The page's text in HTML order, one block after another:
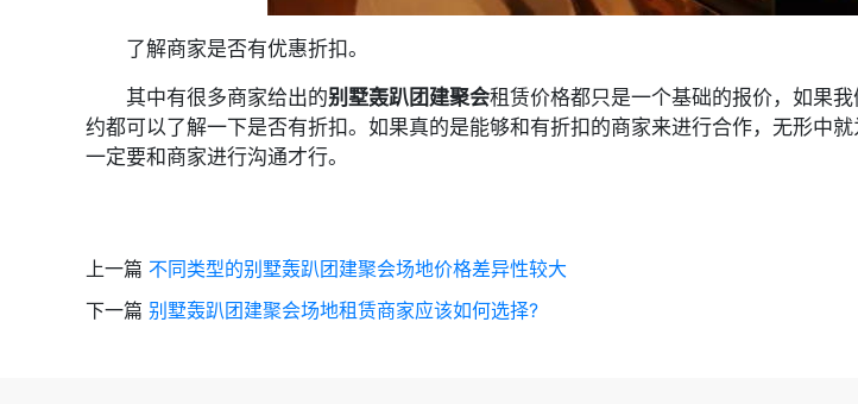
了解商家是否有优惠折扣。
其中有很多商家给出的别墅轰趴团建聚会租赁价格都只是一个基础的报价，如果
约都可以了解一下是否有折扣。如果真的是能够和有折扣的商家来进行合作，无形中
一定要和商家进行沟通才行。
上一篇 不同类型的别墅轰趴团建聚会场地价格差异性较大
下一篇 别墅轰趴团建聚会场地租赁商家应该如何选择?